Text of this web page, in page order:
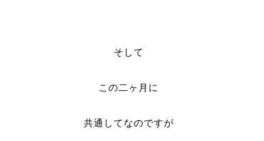
そして
この二ヶ月に
共通してなのですが